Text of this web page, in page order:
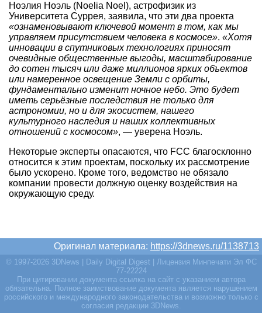
Ноэлия Ноэль (Noelia Noel), астрофизик из
Университета Суррея, заявила, что эти два проекта
«ознаменовывают ключевой момент в том, как мы
управляем присутствием человека в космосе». «Хотя
инновации в спутниковых технологиях приносят
очевидные общественные выгоды, масштабирование
до сотен тысяч или даже миллионов ярких объектов
или намеренное освещение Земли с орбиты,
фундаментально изменит ночное небо. Это будет
иметь серьёзные последствия не только для
астрономии, но и для экосистем, нашего
культурного наследия и наших коллективных
отношений с космосом», — уверена Ноэль.
Некоторые эксперты опасаются, что FCC благосклонно
относится к этим проектам, поскольку их рассмотрение
было ускорено. Кроме того, ведомство не обязало
компании провести должную оценку воздействия на
окружающую среду.
Оригинал материала: https://3dnews.ru/1138713
© 1997-2026 3DNews | Daily Digital Digest | Лицензия Минпечати Эл ФС
77-22224
При цитировании документа ссылка на сайт с указанием автора
обязательна. Полное заимствование документа является нарушением
российского и международного законодательства и возможно только с
согласия редакции 3DNews.